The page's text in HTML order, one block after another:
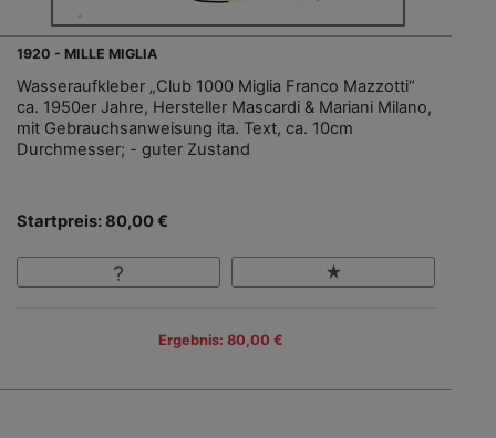
1920 - MILLE MIGLIA
Wasseraufkleber „Club 1000 Miglia Franco Mazzotti“
ca. 1950er Jahre, Hersteller Mascardi & Mariani Milano,
mit Gebrauchsanweisung ita. Text, ca. 10cm
Durchmesser; - guter Zustand
Startpreis: 80,00 €
Ergebnis: 80,00 €